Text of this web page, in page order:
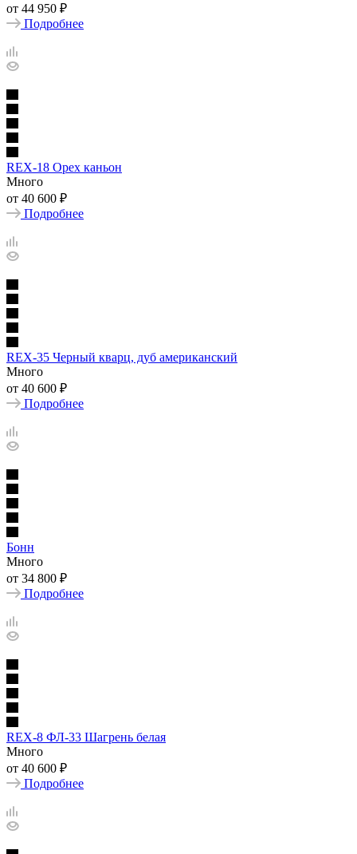
от 44 950 ₽
Подробнее
REX-18 Орех каньон
Много
от 40 600 ₽
Подробнее
REX-35 Черный кварц, дуб американский
Много
от 40 600 ₽
Подробнее
Бонн
Много
от 34 800 ₽
Подробнее
REX-8 ФЛ-33 Шагрень белая
Много
от 40 600 ₽
Подробнее